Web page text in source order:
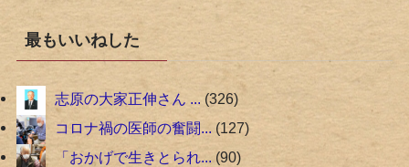
最もいいねした
志原の大家正伸さん ... 326
コロナ禍の医師の奮闘... 127
「おかげで生きとられ... 90